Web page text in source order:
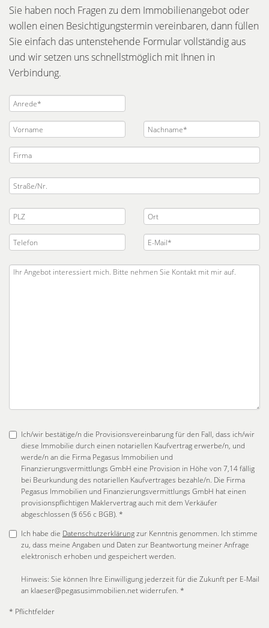
Sie haben noch Fragen zu dem Immobilienangebot oder
wollen einen Besichtigungstermin vereinbaren, dann füllen
Sie einfach das untenstehende Formular vollständig aus
und wir setzen uns schnellstmöglich mit Ihnen in
Verbindung.
Ich/wir bestätige/n die Provisionsvereinbarung für den Fall, dass ich/wir
diese Immobilie durch einen notariellen Kaufvertrag erwerbe/n, und
werde/n an die Firma Pegasus Immobilien und
Finanzierungsvermittlungs GmbH eine Provision in Höhe von 7,14 fällig
bei Beurkundung des notariellen Kaufvertrages bezahle/n. Die Firma
Pegasus Immobilien und Finanzierungsvermittlungs GmbH hat einen
provisionspflichtigen Maklervertrag auch mit dem Verkäufer
abgeschlossen (§ 656 c BGB). *
Ich habe die Datenschutzerklärungzur Kenntnis genommen. Ich stimme
zu, dass meine Angaben und Daten zur Beantwortung meiner Anfrage
elektronisch erhoben und gespeichert werden.
Hinweis: Sie können Ihre Einwilligung jederzeit für die Zukunft per E-Mail
an klaeser@pegasusimmobilien.net widerrufen. *
* Pflichtfelder